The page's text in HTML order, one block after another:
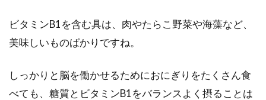
ビタミンB1を含む具は、肉やたらこ野菜や海藻など、
美味しいものばかりですね。
しっかりと脳を働かせるためにおにぎりをたくさん食
べても、糖質とビタミンB1をバランスよく摂ることは